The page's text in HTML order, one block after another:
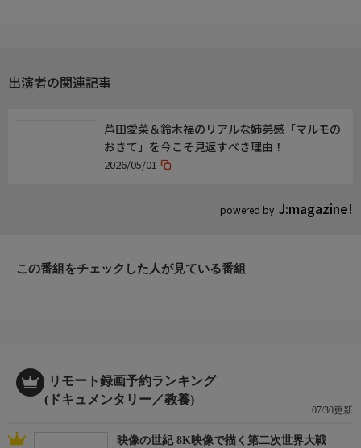
社の街づくりの手法を徹底的に深掘りします。また、「地価上昇
出演者の関連記事
powered by J:magazine!
芦田愛菜＆鈴木福のリアルな姉弟感「マルモの
おきて」を今こそ見返すべき理由！
2026/05/01
この番組をチェックした人が見ている番組
リモート録画予約ランキング
(ドキュメンタリー／教養)
07/30更新
映像の世紀 8K映像で描く第二次世界大戦